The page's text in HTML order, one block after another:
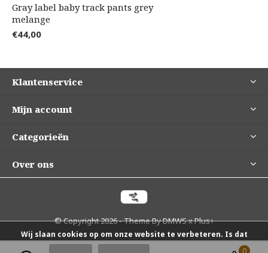
Gray label baby track pants grey
melange
€44,00
Klantenservice
Mijn account
Categorieën
Over ons
© Copyright2026- Theme ByDMWSxPlus+
0
Wij slaan cookies op om onze website te verbeteren. Is dat